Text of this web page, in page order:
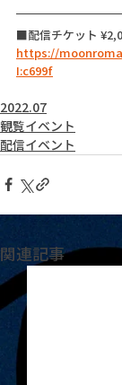
■配信チケット
https://
I:c699f
2022.07
観覧イベント
配信イベント
関連記事